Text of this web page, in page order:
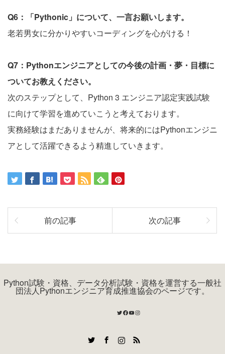
Q6：「Pythonic」について、一言お願いします。
老若男女に分かりやすいコーディングを心がける！
Q7：Pythonエンジニアとしての今後の計画・夢・目標に
ついてお教えください。
次のステップとして、Python 3 エンジニア認定実践試験
に向けて学習を進めていこうと考えております。
実務経験はまだありませんが、将来的にはPythonエンジニ
アとして活躍できるよう精進していきます。
前の記事 次の記事
Python試験・資格、データ分析試験・資格を運営する一般社
団法人Pythonエンジニア育成推進協会のページです。
Twitter
Facebook
YouTube
Instagram
RSS